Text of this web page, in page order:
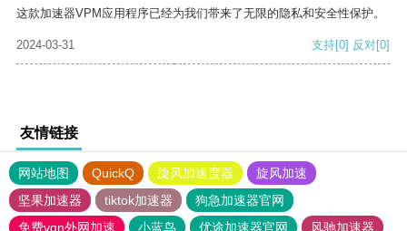
这款加速器VPM应用程序已经为我们带来了无限的隐私和安全性保护。
2024-03-31 支持[0] 反对[0]
友情链接
网站地图 QuickQ 旋风加速度器
旋风加速
坚果加速器
tiktok加速器
狗急加速器官网
免费vqn外网加速
小蓝鸟 优途加速器官网
风驰加速器